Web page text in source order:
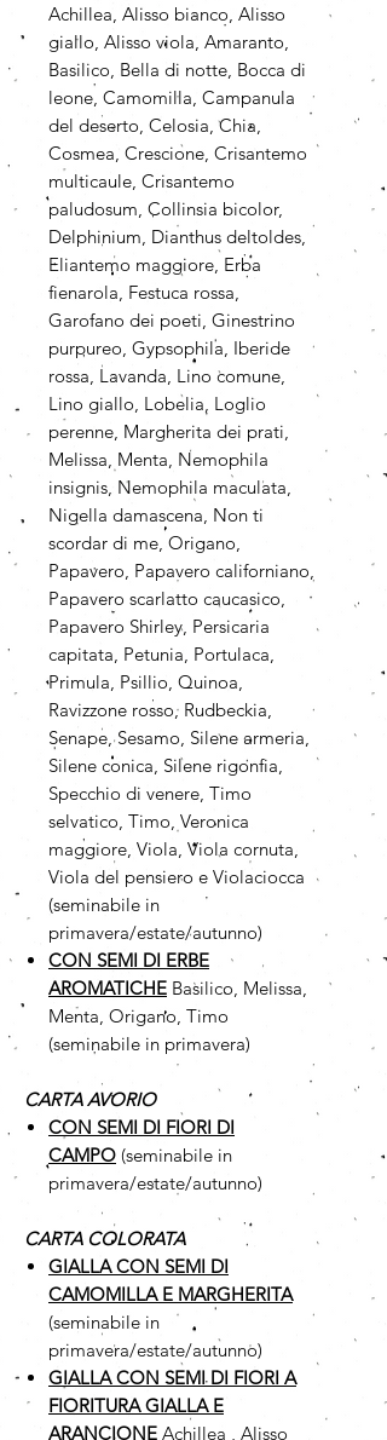
Achillea, Alisso bianco, Alisso
giallo, Alisso viola, Amaranto,
Basilico, Bella di notte, Bocca di
leone, Camomilla, Campanula
del deserto, Celosia, Chia,
Cosmea, Crescione, Crisantemo
multicaule, Crisantemo
paludosum, Collinsia bicolor,
Delphinium, Dianthus deltoldes,
Eliantemo maggiore, Erba
fienarola, Festuca rossa,
Garofano dei poeti, Ginestrino
purpureo, Gypsophila, Iberide
rossa, Lavanda, Lino comune,
Lino giallo, Lobelia, Loglio
perenne, Margherita dei prati,
Melissa, Menta, Nemophila
insignis, Nemophila maculata,
Nigella damascena, Non ti
scordar di me, Origano,
Papavero, Papavero californiano,
Papavero scarlatto caucasico,
Papavero Shirley, Persicaria
capitata, Petunia, Portulaca,
Primula, Psillio, Quinoa,
Ravizzone rosso, Rudbeckia,
Senape, Sesamo, Silene armeria,
Silene conica, Silene rigonfia,
Specchio di venere, Timo
selvatico, Timo, Veronica
maggiore, Viola, Viola cornuta,
Viola del pensiero e Violaciocca
(seminabile in
primavera/estate/autunno)
CON SEMI DI ERBE
AROMATICHE Basilico, Melissa,
Menta, Origano, Timo
(seminabile in primavera)
CARTA AVORIO
CON SEMI DI FIORI DI
CAMPO (seminabile in
primavera/estate/autunno)
CARTA COLORATA
GIALLA CON SEMI DI
CAMOMILLA E MARGHERITA
(seminabile in
primavera/estate/autunno)
GIALLA CON SEMI DI FIORI A
FIORITURA GIALLA E
ARANCIONE Achillea , Alisso